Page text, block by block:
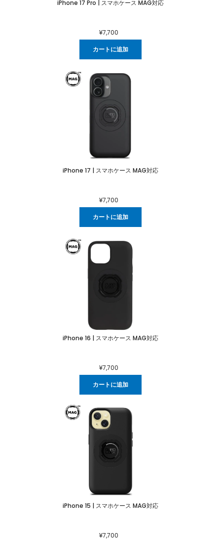
iPhone 17 Pro | スマホケース MAG対応
¥7,700
カートに追加
iPhone 17 | スマホケース MAG対応
¥7,700
カートに追加
iPhone 16 | スマホケース MAG対応
¥7,700
カートに追加
iPhone 15 | スマホケース MAG対応
¥7,700